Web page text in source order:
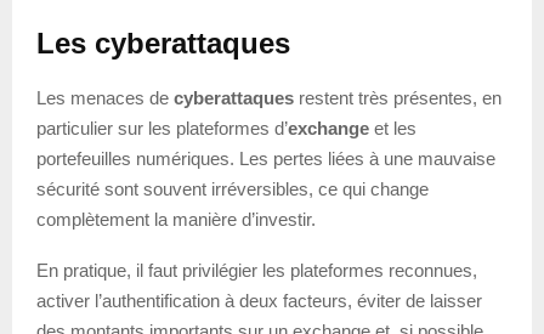
Les cyberattaques
Les menaces de cyberattaques restent très présentes, en
particulier sur les plateformes d’exchange et les
portefeuilles numériques. Les pertes liées à une mauvaise
sécurité sont souvent irréversibles, ce qui change
complètement la manière d’investir.
En pratique, il faut privilégier les plateformes reconnues,
activer l’authentification à deux facteurs, éviter de laisser